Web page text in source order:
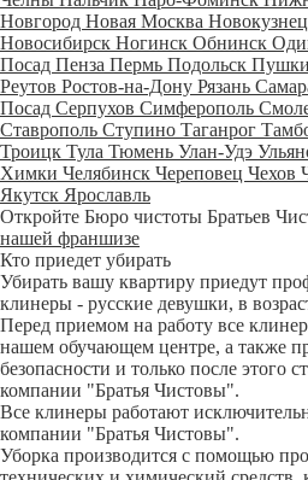
Новгород Новая Москва
Новосибирск Ногинск Обнинск
Посад Пенза Пермь Подольск
Реутов Ростов-на-Дону Рязань
Посад Серпухов Симферополь
Ставрополь Ступино Таганрог
Троицк Тула Тюмень Улан-Удэ
Химки Челябинск Череповец Чехов
Якутск Ярославль
Откройте Бюро чистоты Братьев
нашей франшизе
Кто приедет убирать
Убирать вашу квартиру приедут
клинеры - русские девушки, в
Перед приемом на работу все
нашем обучающем центре, а также
безопасности и только после этого
компании "Братья Чистовы".
Все клинеры работают
компании "Братья Чистовы".
Уборка производится с помощью